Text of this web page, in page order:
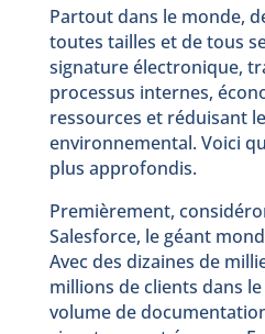
Partout dans le monde,
toutes tailles et de tous
signature électronique,
processus internes,
ressources et réduisant
environnemental. Voici
plus approfondis.
Premièrement,
Salesforce, le géant
Avec des dizaines de
millions de clients dans
volume de